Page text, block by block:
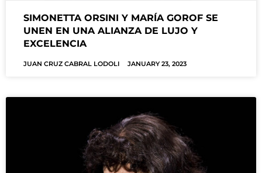
SIMONETTA ORSINI Y MARÍA GOROF SE
UNEN EN UNA ALIANZA DE LUJO Y
EXCELENCIA
JUAN CRUZ CABRAL LODOLI JANUARY 23, 2023